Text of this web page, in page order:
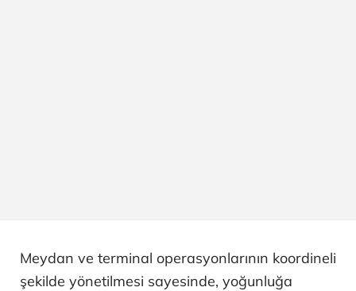
Meydan ve terminal operasyonlarının koordineli
şekilde yönetilmesi sayesinde, yoğunluğa